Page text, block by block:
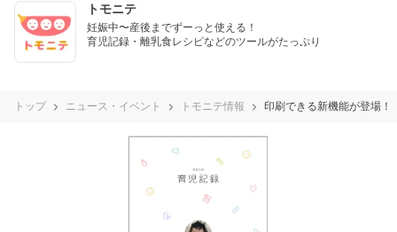
トモニテ
妊娠中〜産後までずーっと使える！
育児記録・離乳食レシピなどのツールがたっぷり
トップ ニュース・イベント トモニテ情報 印刷できる新機能が登場